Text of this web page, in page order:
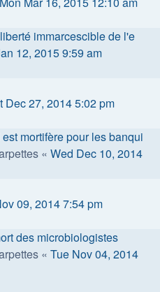
immarcescible de l'e
12, 2015 9:59 am
Dec 27, 2014 5:02 pm
mortifère pour les banqui
« Wed Dec 10, 2014
09, 2014 7:54 pm
des microbiologistes
« Tue Nov 04, 2014